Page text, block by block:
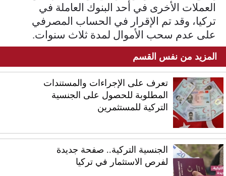
العملات الأخرى في أحد البنوك العاملة في
تركيا، وقد تم الإقرار في الحساب المصرفي
على عدم سحب الأموال لمدة ثلاث سنوات.
المزيد من نفس القسم
تعرف على الإجراءات والمستندات
المطلوبة للحصول على الجنسية
التركية للمستثمرين
الجنسية التركية.. صفحة جديدة
لفرص الاستثمار في تركيا